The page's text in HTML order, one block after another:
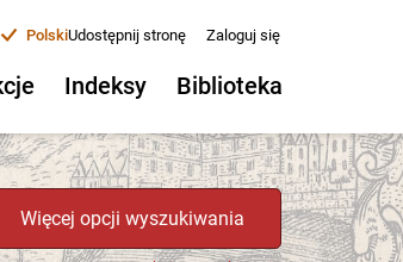
PolskiUdostępnij stronę Zaloguj się
Indeksy Biblioteka
Więcej opcji wyszukiwania